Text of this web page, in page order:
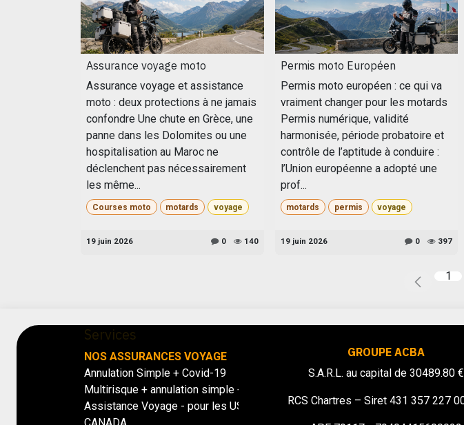
Assurance voyage moto
Assurance voyage et assistance
moto : deux protections à ne jamais
confondre Une chute en Grèce, une
panne dans les Dolomites ou une
hospitalisation au Maroc ne
déclenchent pas nécessairement
les même...
Courses moto motards voyage
19 juin 2026 0 140
Permis moto Européen
Permis moto européen : ce qui va
vraiment changer pour les motards
Permis numérique, validité
harmonisée, période probatoire et
contrôle de l’aptitude à conduire :
l’Union européenne a adopté une
prof...
motards permis voyage
19 juin 2026 0 397
1
Services
NOS ASSURANCES VOYAGE
Annulation Simple + Covid-19
Multirisque + annulation simple + covid-19
Assistance Voyage - pour les USA /
GROUPE ACBA
S.A.R.L. au capital de 30489.80 €
RCS Chartres – Siret 431 357 227